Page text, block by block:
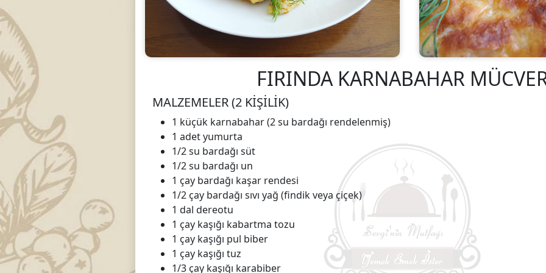
FIRINDA KARNABAHAR
MALZEMELER (2 KİŞİLİK)
1 küçük karnabahar (2 su bardağı rendelenmiş)
1 adet yumurta
1/2 su bardağı süt
1/2 su bardağı un
1 çay bardağı kaşar rendesi
1/2 çay bardağı sıvı yağ (findik veya çiçek)
1 dal dereotu
1 çay kaşığı kabartma tozu
1 çay kaşığı pul biber
1 çay kaşığı tuz
1/3 çay kaşığı karabiber